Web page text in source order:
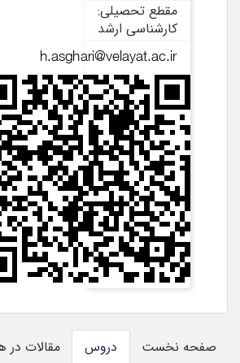
مقطع تحصیلی:
کارشناسی ارشد
صفحه نخست دروس مقالات